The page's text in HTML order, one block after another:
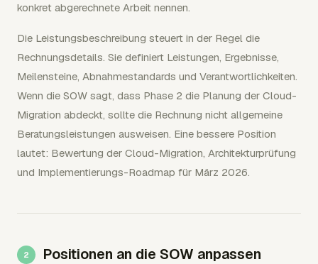
konkret abgerechnete Arbeit nennen.
Die Leistungsbeschreibung steuert in der Regel die
Rechnungsdetails. Sie definiert Leistungen, Ergebnisse,
Meilensteine, Abnahmestandards und Verantwortlichkeiten.
Wenn die SOW sagt, dass Phase 2 die Planung der Cloud-
Migration abdeckt, sollte die Rechnung nicht allgemeine
Beratungsleistungen ausweisen. Eine bessere Position
lautet: Bewertung der Cloud-Migration, Architekturprüfung
und Implementierungs-Roadmap für März 2026.
Positionen an die SOW anpassen